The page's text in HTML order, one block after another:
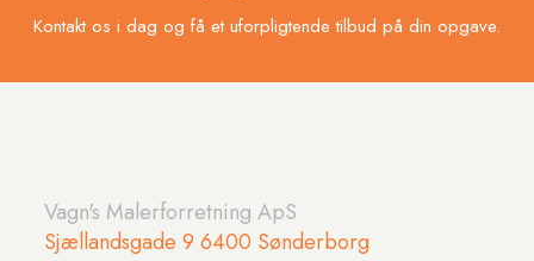
Kontakt os i dag og få et uforpligtende tilbud på din opgave.
Vagn's Malerforretning ApS
Sjællandsgade 9 6400 Sønderborg